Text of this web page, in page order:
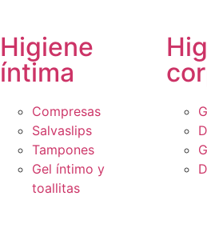
Higiene
íntima
Compresas
Salvaslips
Tampones
Gel íntimo y
toallitas